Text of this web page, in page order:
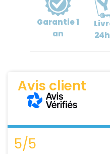
Garantie1
an
Avis client
5/5